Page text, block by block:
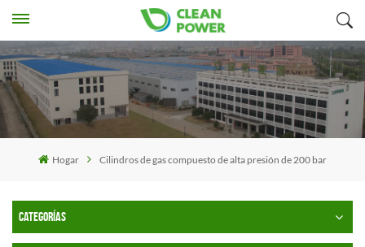
Hogar Cilindros de gas compuesto de alta presión de 200 bar
CATEGORÍAS